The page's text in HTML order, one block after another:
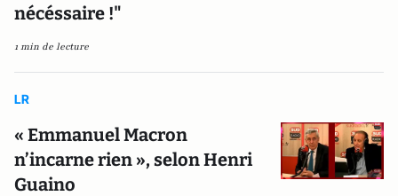
nécéssaire !"
1 min de lecture
LR
« Emmanuel Macron
n’incarne rien », selon Henri
Guaino